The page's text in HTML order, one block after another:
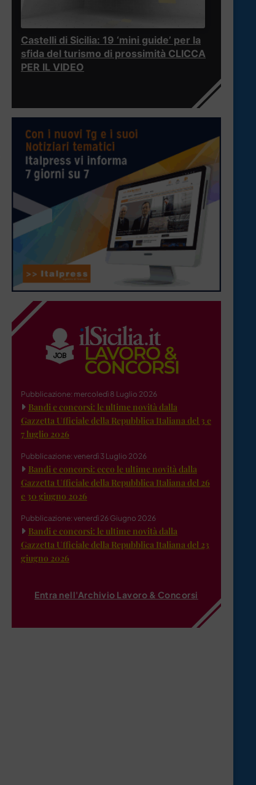
Castelli di Sicilia: 19 ‘mini guide’ per la
sfida del turismo di prossimità CLICCA
PER IL VIDEO
Pubblicazione: mercoledì 8 Luglio 2026
Bandi e concorsi: le ultime novità dalla
Gazzetta Ufficiale della Repubblica Italiana del 3 e
7 luglio 2026
Pubblicazione: venerdì 3 Luglio 2026
Bandi e concorsi: ecco le ultime novità dalla
Gazzetta Ufficiale della Repubblica Italiana del 26
e 30 giugno 2026
Pubblicazione: venerdì 26 Giugno 2026
Bandi e concorsi: le ultime novità dalla
Gazzetta Ufficiale della Repubblica Italiana del 23
giugno 2026
Entra nell'Archivio Lavoro & Concorsi